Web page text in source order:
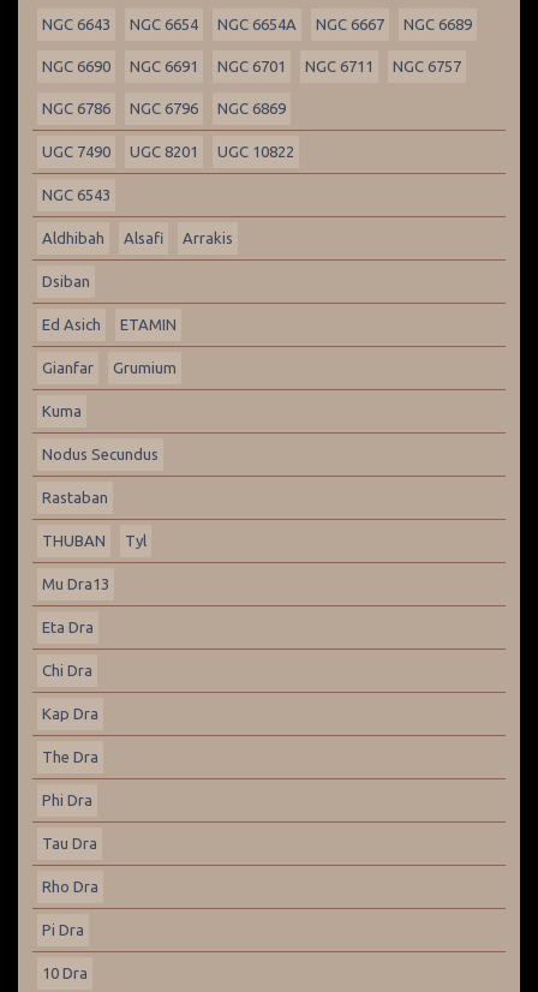
NGC 6643 NGC 6654 NGC 6654A NGC 6667 NGC 6689
NGC 6690 NGC 6691 NGC 6701 NGC 6711 NGC 6757
NGC 6786 NGC 6796 NGC 6869
UGC 7490 UGC 8201 UGC 10822
NGC 6543
Aldhibah Alsafi Arrakis
Dsiban
Ed Asich ETAMIN
Gianfar Grumium
Kuma
Nodus Secundus
Rastaban
THUBAN Tyl
Mu Dra13
Eta Dra
Chi Dra
Kap Dra
The Dra
Phi Dra
Tau Dra
Rho Dra
Pi Dra
10 Dra